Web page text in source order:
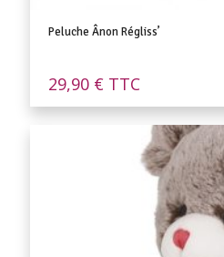
Peluche Ânon Régliss’
29,90 € TTC